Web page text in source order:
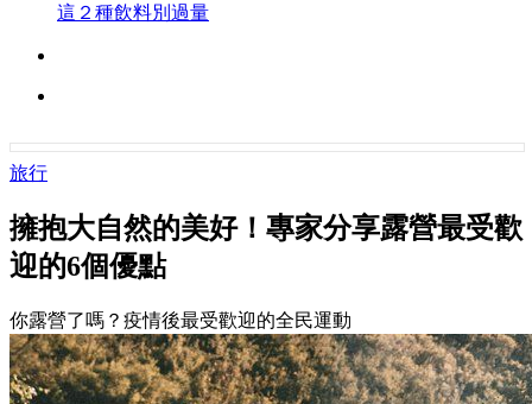
這２種飲料別過量
旅行
擁抱大自然的美好！專家分享露營最受歡
迎的6個優點
你露營了嗎？疫情後最受歡迎的全民運動